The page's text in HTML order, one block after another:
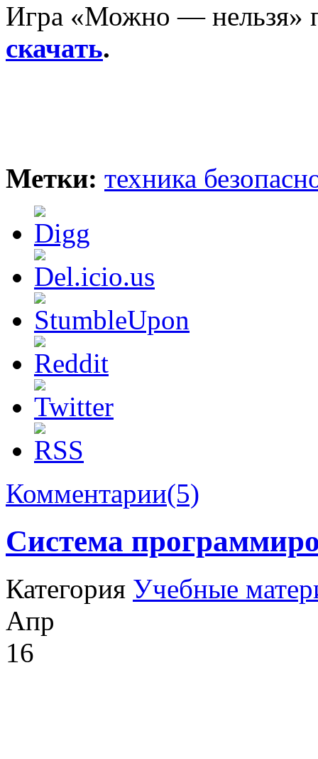
Игра «Можно — нельзя»
скачать.
Метки: техника
Комментарии(5)
Система
Категория Учебные
Апр
16